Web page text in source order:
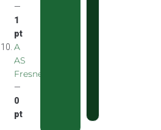
—
1
pt
A
AS
Fresnes
—
0
pt